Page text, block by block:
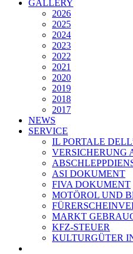
GALLERY
2026
2025
2024
2023
2022
2021
2020
2019
2018
2017
NEWS
SERVICE
IL PORTALE
VERSICHERUNG
ASI DOKUMENT
FIVA DOKUMENT
MOTÖROL UND
MARKT
KFZ-STEUER
KULTURGÜTER